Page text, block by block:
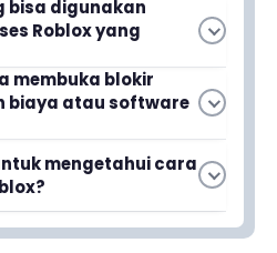
bisa digunakan
Roblox yang
untuk membuka blokir
VPN hingga
PC. Metode-metode ini
pengguna
jaringan
membuka blokir
biaya atau software
membuka blokir Roblox
gratis tanpa
dengan kebutuhan
mengetahui cara
hal ini karena di